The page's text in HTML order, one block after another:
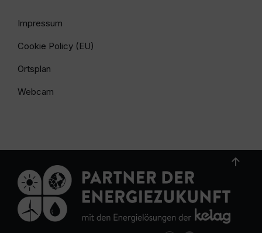
Impressum
Cookie Policy (EU)
Ortsplan
Webcam